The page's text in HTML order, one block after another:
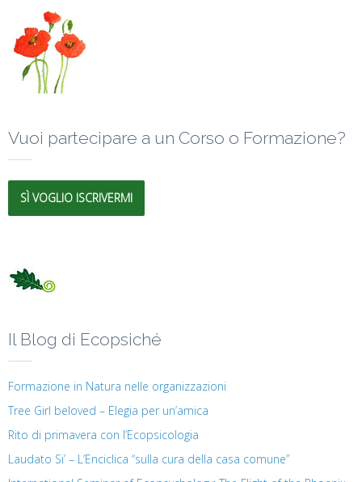
Vuoi partecipare a un Corso o Formazione?
SÌ VOGLIO ISCRIVERMI
Il Blog di Ecopsiché
Formazione in Natura nelle organizzazioni
Tree Girl beloved – Elegia per un’amica
Rito di primavera con l’Ecopsicologia
Laudato Si’ – L’Enciclica “sulla cura della casa comune”